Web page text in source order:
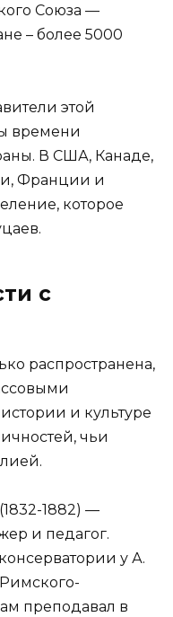
Союза —
– более 5000
этой
времени
В США, Канаде,
Франции и
которое
с
распространена,
и культуре
чьи
(1832-1882) —
и педагог.
у А.
преподавал в